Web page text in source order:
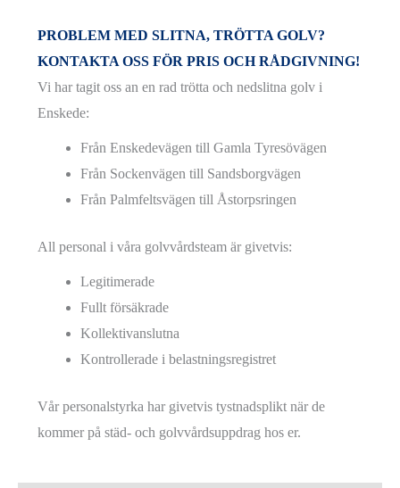
PROBLEM MED SLITNA, TRÖTTA GOLV?
KONTAKTA OSS FÖR PRIS OCH RÅDGIVNING!
Vi har tagit oss an en rad trötta och nedslitna golv i
Enskede:
Från Enskedevägen till Gamla Tyresövägen
Från Sockenvägen till Sandsborgvägen
Från Palmfeltsvägen till Åstorpsringen
All personal i våra golvvårdsteam är givetvis:
Legitimerade
Fullt försäkrade
Kollektivanslutna
Kontrollerade i belastningsregistret
Vår personalstyrka har givetvis tystnadsplikt när de
kommer på städ- och golvvårdsuppdrag hos er.